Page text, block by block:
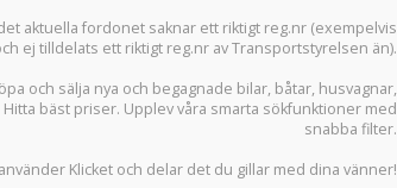
aktuella fordonet saknar ett riktigt reg.nr (exempelvis
ej tilldelats ett riktigt reg.nr av Transportstyrelsen än).
och sälja nya och begagnade bilar, båtar, husvagnar,
bäst priser. Upplev våra smarta sökfunktioner med
snabba filter.
Klicket och delar det du gillar med dina vänner!